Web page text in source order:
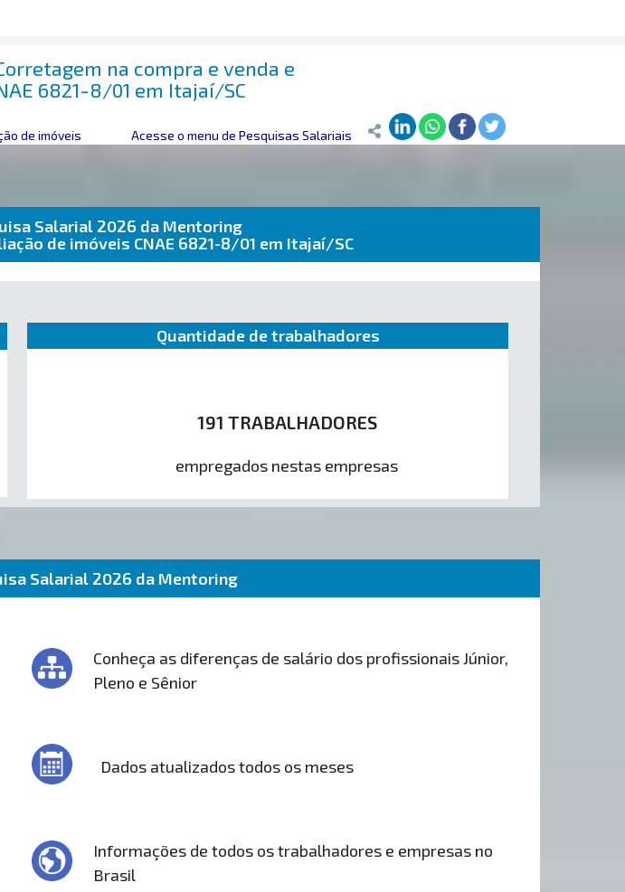
na compra e venda e
6821-8/01 em Itajaí/SC
de imóveis Acesse o menu de Pesquisas Salariais
Salarial 2026 da Mentoring
de imóveis CNAE 6821-8/01 em Itajaí/SC
Quantidade de trabalhadores
191 TRABALHADORES
empregados nestas empresas
Salarial 2026 da Mentoring
Conheça as diferenças de salário dos profissionais Júnior,
Pleno e Sênior
Dados atualizados todos os meses
Informações de todos os trabalhadores e empresas no
Brasil